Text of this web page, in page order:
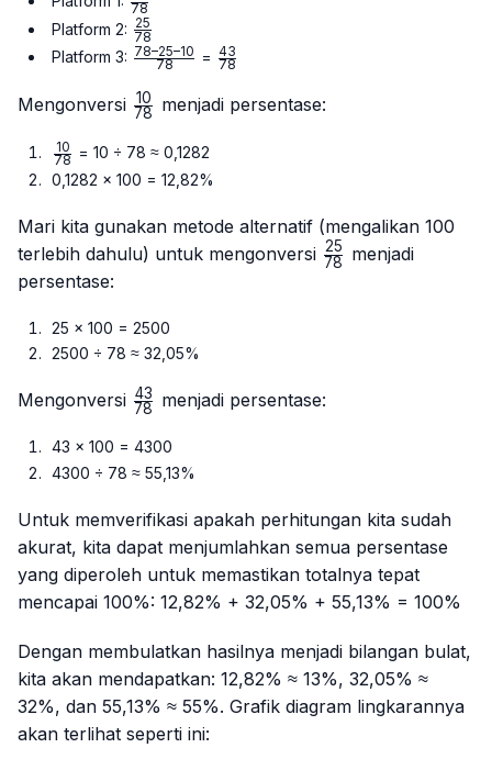
{78}
78
Platform 2: \frac{25}
{78}
78
25
Platform 3: \frac{78
10}{78}
78
78–25–10 = \frac{43}
78
43
Mengonversi \frac{10}
78
10 menjadi persentase:
\frac{10}
{78}
78
10
= 10 ÷ 78 ≈ 0,1282
0,1282 × 100 = 12,82%
Mari kita gunakan metode alternatif (mengalikan 100
terlebih dahulu) untuk mengonversi \frac{25}
78
25
menjadi
persentase:
25 × 100 = 2500
2500 ÷ 78 ≈ 32,05%
Mengonversi \frac{43}
78
43 menjadi persentase:
43 × 100 = 4300
4300 ÷ 78 ≈ 55,13%
Untuk memverifikasi apakah perhitungan kita sudah
akurat, kita dapat menjumlahkan semua persentase
yang diperoleh untuk memastikan totalnya tepat
mencapai 100%: 12,82% + 32,05% + 55,13% = 100%
Dengan membulatkan hasilnya menjadi bilangan bulat,
kita akan mendapatkan: 12,82% ≈ 13%, 32,05% ≈
32%, dan 55,13% ≈ 55%. Grafik diagram lingkarannya
akan terlihat seperti ini: